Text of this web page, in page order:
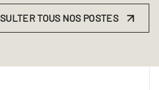
TOUS NOS POSTES